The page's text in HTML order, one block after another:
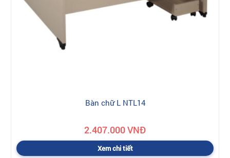
Bàn chữ L NTL14
2.407.000 VNĐ
Xem chi tiết